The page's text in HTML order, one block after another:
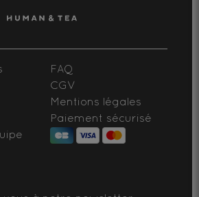
FAQ
CGV
Mentions légales
Paiement sécurisé